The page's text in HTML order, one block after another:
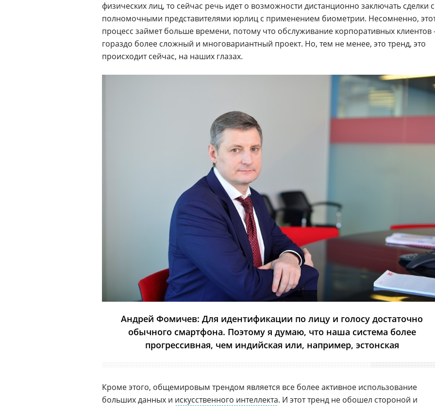
физических лиц, то сейчас речь идет о возможности дистанционно заключать сделки с
полномочными представителями юрлиц с применением биометрии. Несомненно,
процесс займет больше времени, потому что обслуживание корпоративных клиентов
гораздо более сложный и многовариантный проект. Но, тем не менее, это тренд, это
происходит сейчас, на наших глазах.
Андрей Фомичев: Для идентификации по лицу и голосу достаточно
обычного смартфона. Поэтому я думаю, что наша система более
прогрессивная, чем индийская или, например, эстонская
Кроме этого, общемировым трендом является все более активное использование
больших данных и искусственного интеллекта. И этот тренд не обошел стороной и